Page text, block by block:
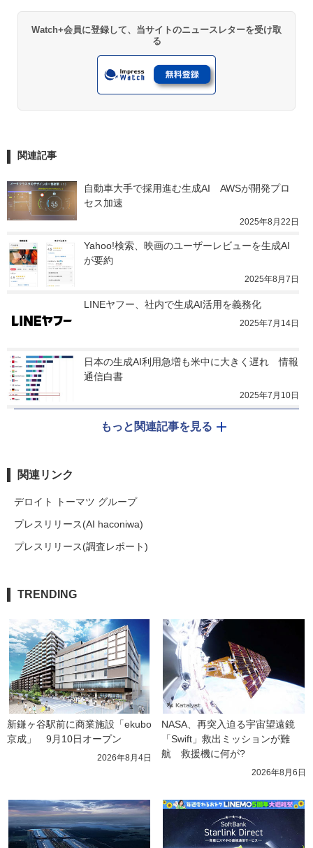
Watch+会員に登録して、当サイトのニュースレターを受け取
る
関連記事
自動車大手で採用進む生成AI　AWSが開発プロ
セス加速
2025年8月22日
Yahoo!検索、映画のユーザーレビューを生成AI
が要約
2025年8月7日
LINEヤフー、社内で生成AI活用を義務化
2025年7月14日
日本の生成AI利用急増も米中に大きく遅れ　情報
通信白書
2025年7月10日
もっと関連記事を見る
関連リンク
デロイト トーマツ グループ
プレスリリース(AI haconiwa)
プレスリリース(調査レポート)
TRENDING
新鎌ヶ谷駅前に商業施設「ekubo
京成」　9月10日オープン
2026年8月4日
NASA、再突入迫る宇宙望遠鏡
「Swift」救出ミッションが難
航　救援機に何が?
2026年8月6日